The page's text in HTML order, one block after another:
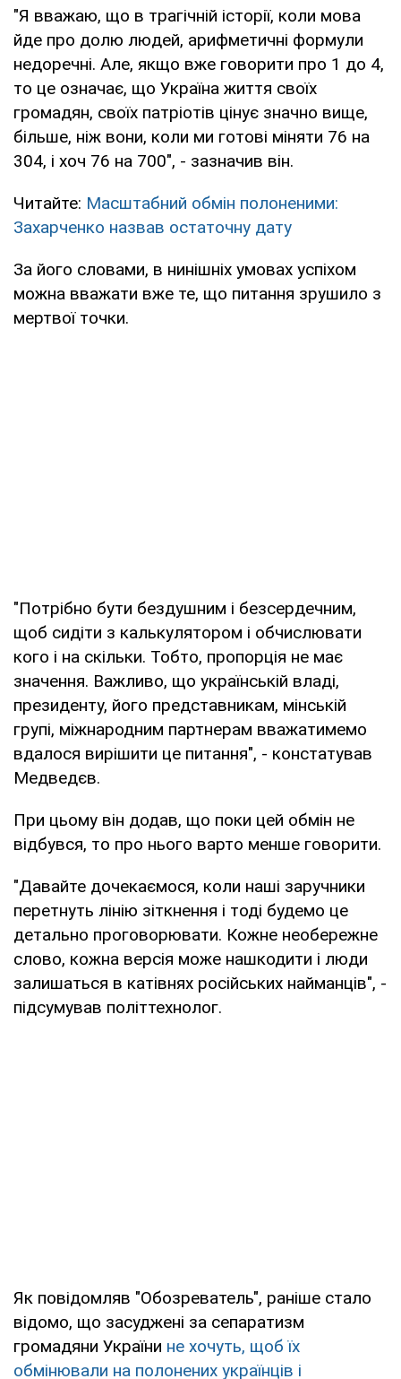
"Я вважаю, що в трагічній історії, коли мова
йде про долю людей, арифметичні формули
недоречні. Але, якщо вже говорити про 1 до 4,
то це означає, що Україна життя своїх
громадян, своїх патріотів цінує значно вище,
більше, ніж вони, коли ми готові міняти 76 на
304, і хоч 76 на 700", - зазначив він.
Читайте: Масштабний обмін полоненими:
Захарченко назвав остаточну дату
За його словами, в нинішніх умовах успіхом
можна вважати вже те, що питання зрушило з
мертвої точки.
"Потрібно бути бездушним і безсердечним,
щоб сидіти з калькулятором і обчислювати
кого і на скільки. Тобто, пропорція не має
значення. Важливо, що українській владі,
президенту, його представникам, мінській
групі, міжнародним партнерам вважатимемо
вдалося вирішити це питання", - констатував
Медведєв.
При цьому він додав, що поки цей обмін не
відбувся, то про нього варто менше говорити.
"Давайте дочекаємося, коли наші заручники
перетнуть лінію зіткнення і тоді будемо це
детально проговорювати. Кожне необережне
слово, кожна версія може нашкодити і люди
залишаться в катівнях російських найманців", -
підсумував політтехнолог.
Як повідомляв "Обозреватель", раніше стало
відомо, що засуджені за сепаратизм
громадяни України не хочуть, щоб їх
обмінювали на полонених українців і